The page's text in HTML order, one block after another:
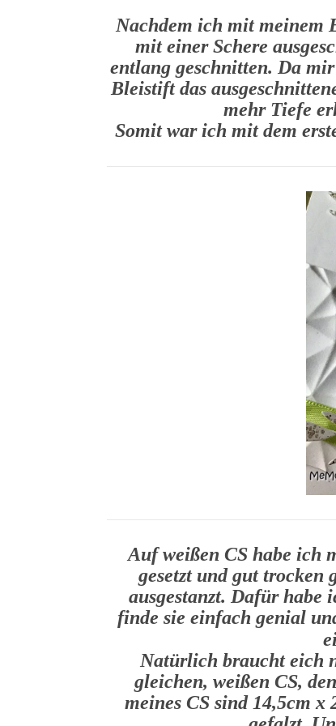
Nachdem ich mit meinem
mit einer Schere
entlang geschnitten. Da
Bleistift das
mehr Tiefe
Somit war ich mit dem
Auf weißen CS habe ich
gesetzt und gut trocken
ausgestanzt. Dafür habe
finde sie einfach genial
Natürlich braucht eich
gleichen, weißen CS,
meines CS sind 14,5cm